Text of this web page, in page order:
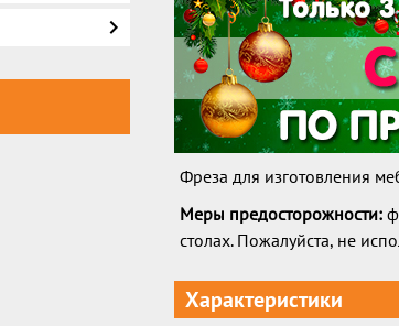
Фреза для изготовления
Меры предосторожности:
столах. Пожалуйста, не
Характеристики